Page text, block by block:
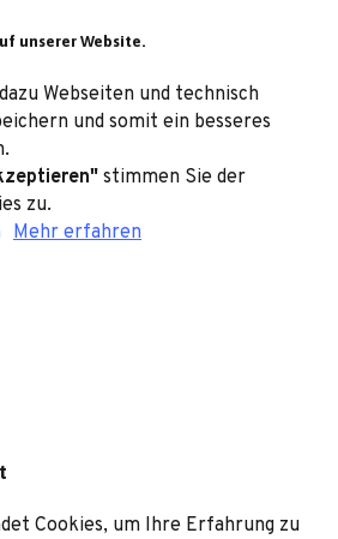
unserer Website.
Webseiten und technisch
und somit ein besseres
stimmen Sie der
zu.
Mehr erfahren
Cookies, um Ihre Erfahrung zu